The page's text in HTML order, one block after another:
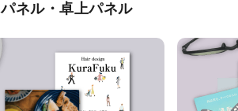
パネル・卓上パネル